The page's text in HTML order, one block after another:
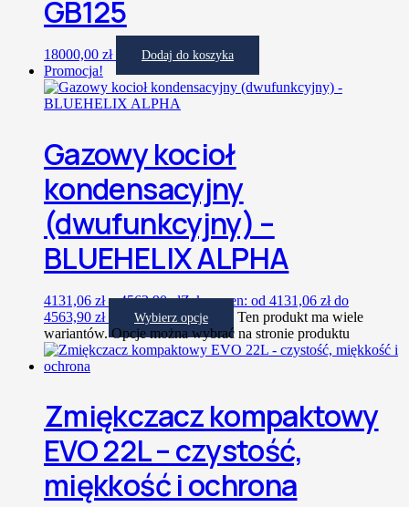
GB125
18000,00 zł Dodaj do koszyka
Promocja!
Gazowy kocioł
kondensacyjny
(dwufunkcyjny) –
BLUEHELIX ALPHA
4131,06 zł – 4563,90złZakres cen: od 4131,06 zł do
4563,90 zł
Wybierz opcje
Ten produkt ma wiele
wariantów. Opcje można wybrać na stronie produktu
Zmiękczacz kompaktowy
EVO 22L – czystość,
miękkość i ochrona